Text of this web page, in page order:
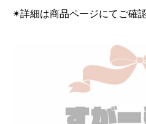
✴︎詳細は商品ページにてご確